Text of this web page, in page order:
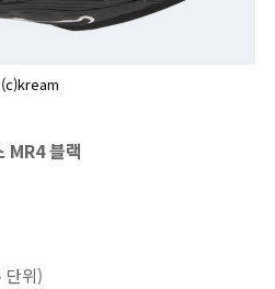
(c)kream
MR4 블랙
단위)